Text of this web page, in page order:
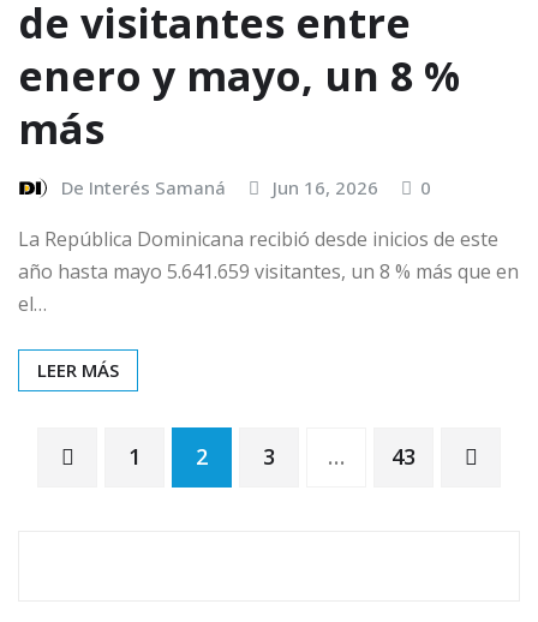
de visitantes entre
enero y mayo, un 8 %
más
De Interés Samaná Jun 16, 2026 0
La República Dominicana recibió desde inicios de este
año hasta mayo 5.641.659 visitantes, un 8 % más que en
el…
LEER MÁS
1 2 3 … 43